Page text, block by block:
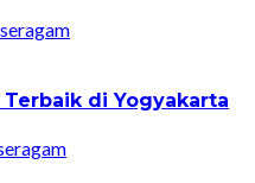
di Yogyakarta